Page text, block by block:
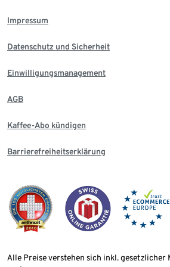
Impressum
Datenschutz und Sicherheit
Einwilligungsmanagement
AGB
Kaffee-Abo kündigen
Barrierefreiheitserklärung
Alle Preise verstehen sich inkl.